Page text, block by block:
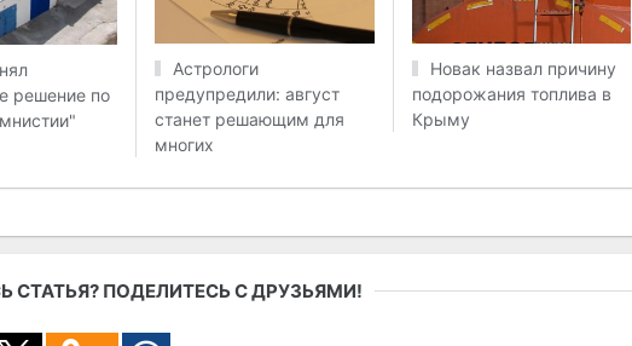
решение по
Астрологи
предупредили: август
станет решающим для
многих
Новак назвал причину
подорожания топлива в
Крыму
СТАТЬЯ? ПОДЕЛИТЕСЬ С ДРУЗЬЯМИ!